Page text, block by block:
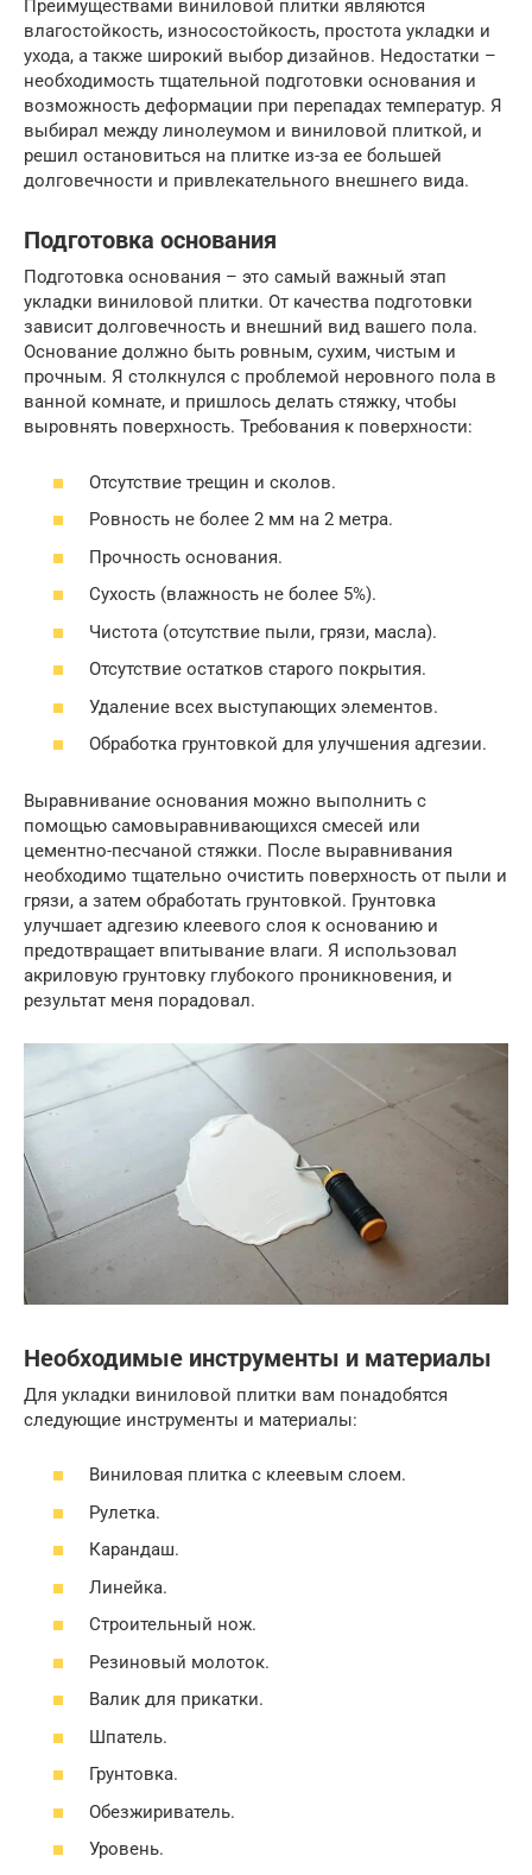
Преимуществами виниловой плитки являются
влагостойкость, износостойкость, простота укладки и
ухода, а также широкий выбор дизайнов. Недостатки –
необходимость тщательной подготовки основания и
возможность деформации при перепадах температур. Я
выбирал между линолеумом и виниловой плиткой, и
решил остановиться на плитке из-за ее большей
долговечности и привлекательного внешнего вида.
Подготовка основания
Подготовка основания – это самый важный этап
укладки виниловой плитки. От качества подготовки
зависит долговечность и внешний вид вашего пола.
Основание должно быть ровным, сухим, чистым и
прочным. Я столкнулся с проблемой неровного пола в
ванной комнате, и пришлось делать стяжку, чтобы
выровнять поверхность. Требования к поверхности:
Отсутствие трещин и сколов.
Ровность не более 2 мм на 2 метра.
Прочность основания.
Сухость (влажность не более 5%).
Чистота (отсутствие пыли, грязи, масла).
Отсутствие остатков старого покрытия.
Удаление всех выступающих элементов.
Обработка грунтовкой для улучшения адгезии.
Выравнивание основания можно выполнить с
помощью самовыравнивающихся смесей или
цементно-песчаной стяжки. После выравнивания
необходимо тщательно очистить поверхность от пыли и
грязи, а затем обработать грунтовкой. Грунтовка
улучшает адгезию клеевого слоя к основанию и
предотвращает впитывание влаги. Я использовал
акриловую грунтовку глубокого проникновения, и
результат меня порадовал.
Необходимые инструменты и материалы
Для укладки виниловой плитки вам понадобятся
следующие инструменты и материалы:
Виниловая плитка с клеевым слоем.
Рулетка.
Карандаш.
Линейка.
Строительный нож.
Резиновый молоток.
Валик для прикатки.
Шпатель.
Грунтовка.
Обезжириватель.
Уровень.